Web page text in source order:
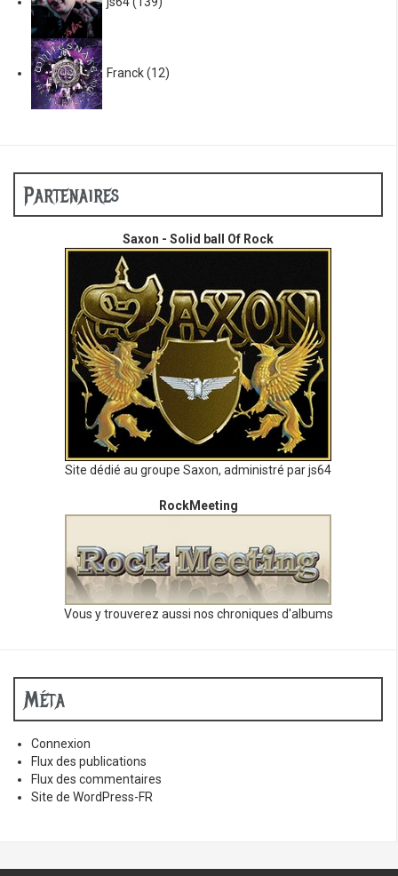
Franck(12)
Partenaires
Saxon - Solid ball Of Rock
Site dédié au groupe Saxon, administré par js64
RockMeeting
Vous y trouverez aussi nos chroniques d'albums
Méta
Connexion
Flux des publications
Flux des commentaires
Site de WordPress-FR